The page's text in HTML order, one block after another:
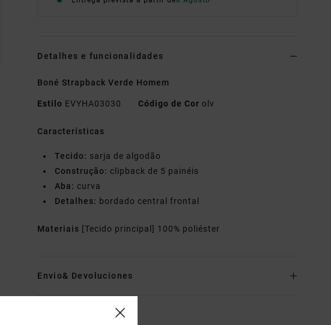
Detalhes e funcionalidades
Boné Strapback Verde Homem
Estilo EVYHA03030 Código de Cor olv
Características
Tecido: sarja de algodão
Construção: clipback de 5 painéis
Aba: curva
Detalhes: bordado central frontal
Materiais [Tecido principal] 100% poliéster
Envio& Devoluciones